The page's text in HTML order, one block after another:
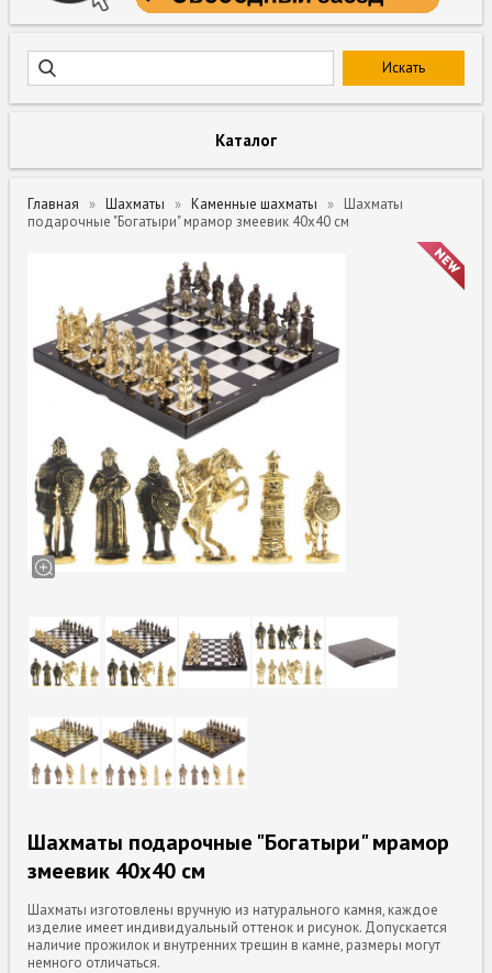
Каталог
Главная Шахматы Каменные шахматы
Шахматы
подарочные "Богатыри" мрамор змеевик 40х40 см
Шахматы подарочные "Богатыри" мрамор
змеевик 40х40 см
Шахматы изготовлены вручную из натурального камня, каждое
изделие имеет индивидуальный оттенок и рисунок. Допускается
наличие прожилок и внутренних трещин в камне, размеры могут
немного отличаться.